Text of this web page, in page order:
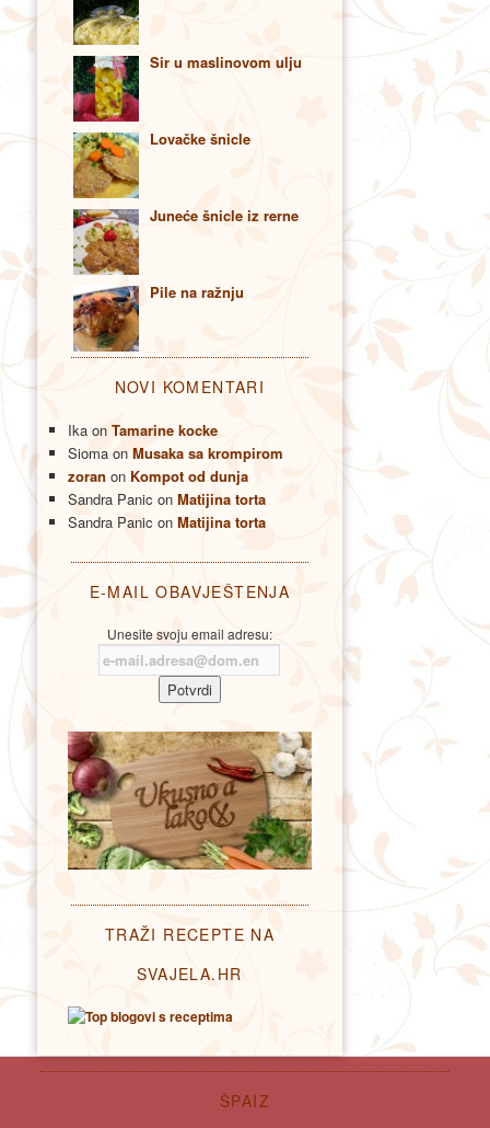
Sir u maslinovom ulju
Lovačke šnicle
Juneće šnicle iz rerne
Pile na ražnju
NOVI KOMENTARI
Ikaon Tamarine kocke
Siomaon Musaka sa krompirom
zoran on Kompot od dunja
Sandra Panic on Matijina torta
Sandra Panic on Matijina torta
E-MAIL OBAVJEŠTENJA
Unesite svoju email adresu:
TRAŽI RECEPTE NA
SVAJELA.HR
ŠPAIZ